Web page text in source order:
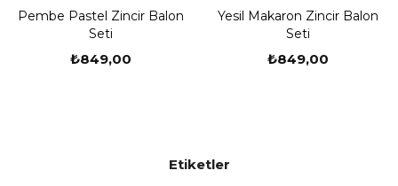
Pembe Pastel Zincir Balon
Seti
₺849,00
Yesil Makaron Zincir Balon
Seti
₺849,00
Etiketler